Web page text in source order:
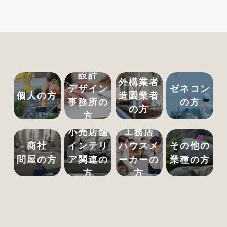
個人の方
設計
デザイン
事務所の
方
外構業者
造園業者
の方
ゼネコン
の方
商社
問屋の方
小売店舗
インテリ
ア関連の
方
工務店
ハウスメ
ーカーの
方
その他の
業種の方